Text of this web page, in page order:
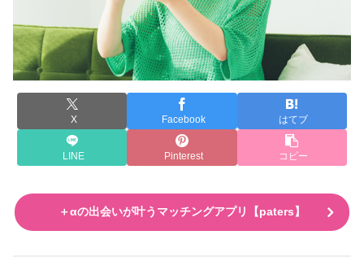
X Facebook はてブ
LINE Pinterest コピー
＋αの出会いが叶うマッチングアプリ【paters】